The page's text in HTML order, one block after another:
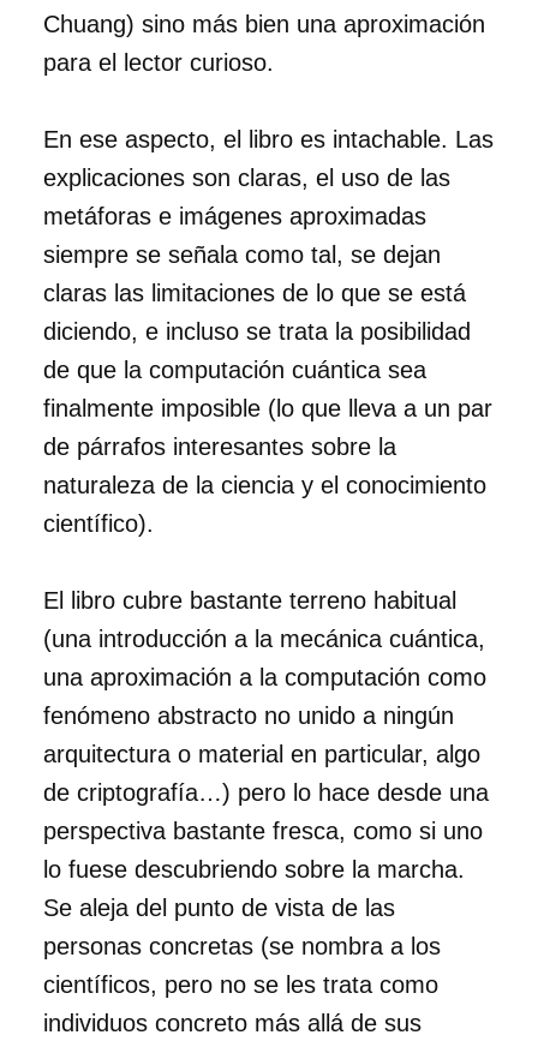
Chuang) sino más bien una aproximación
para el lector curioso.
En ese aspecto, el libro es intachable. Las
explicaciones son claras, el uso de las
metáforas e imágenes aproximadas
siempre se señala como tal, se dejan
claras las limitaciones de lo que se está
diciendo, e incluso se trata la posibilidad
de que la computación cuántica sea
finalmente imposible (lo que lleva a un par
de párrafos interesantes sobre la
naturaleza de la ciencia y el conocimiento
científico).
El libro cubre bastante terreno habitual
(una introducción a la mecánica cuántica,
una aproximación a la computación como
fenómeno abstracto no unido a ningún
arquitectura o material en particular, algo
de criptografía…) pero lo hace desde una
perspectiva bastante fresca, como si uno
lo fuese descubriendo sobre la marcha.
Se aleja del punto de vista de las
personas concretas (se nombra a los
científicos, pero no se les trata como
individuos concreto más allá de sus